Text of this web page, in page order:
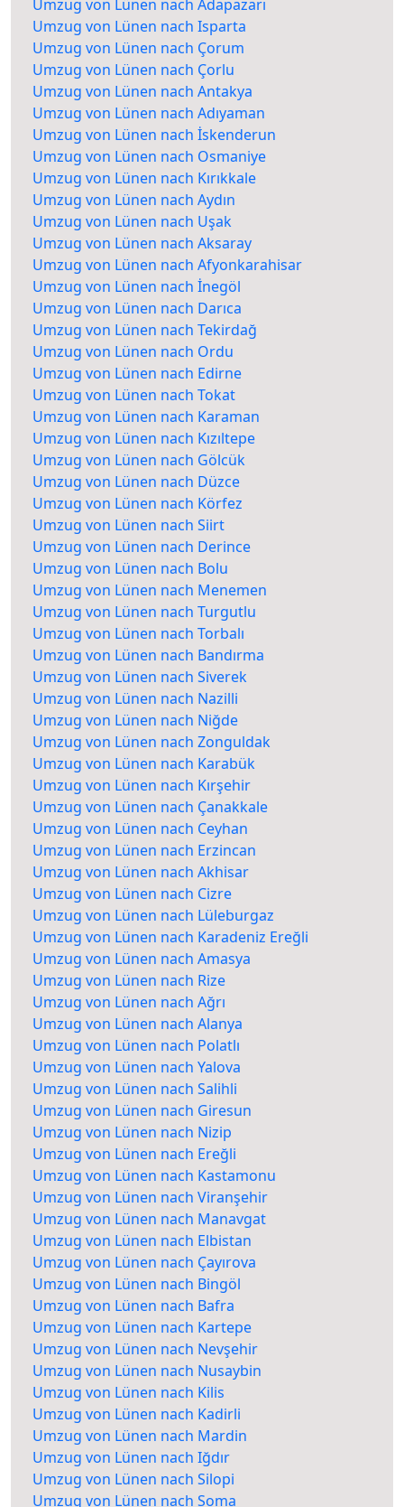
Umzug von Lünen nach Adapazarı
Umzug von Lünen nach Isparta
Umzug von Lünen nach Çorum
Umzug von Lünen nach Çorlu
Umzug von Lünen nach Antakya
Umzug von Lünen nach Adıyaman
Umzug von Lünen nach İskenderun
Umzug von Lünen nach Osmaniye
Umzug von Lünen nach Kırıkkale
Umzug von Lünen nach Aydın
Umzug von Lünen nach Uşak
Umzug von Lünen nach Aksaray
Umzug von Lünen nach Afyonkarahisar
Umzug von Lünen nach İnegöl
Umzug von Lünen nach Darıca
Umzug von Lünen nach Tekirdağ
Umzug von Lünen nach Ordu
Umzug von Lünen nach Edirne
Umzug von Lünen nach Tokat
Umzug von Lünen nach Karaman
Umzug von Lünen nach Kızıltepe
Umzug von Lünen nach Gölcük
Umzug von Lünen nach Düzce
Umzug von Lünen nach Körfez
Umzug von Lünen nach Siirt
Umzug von Lünen nach Derince
Umzug von Lünen nach Bolu
Umzug von Lünen nach Menemen
Umzug von Lünen nach Turgutlu
Umzug von Lünen nach Torbalı
Umzug von Lünen nach Bandırma
Umzug von Lünen nach Siverek
Umzug von Lünen nach Nazilli
Umzug von Lünen nach Niğde
Umzug von Lünen nach Zonguldak
Umzug von Lünen nach Karabük
Umzug von Lünen nach Kırşehir
Umzug von Lünen nach Çanakkale
Umzug von Lünen nach Ceyhan
Umzug von Lünen nach Erzincan
Umzug von Lünen nach Akhisar
Umzug von Lünen nach Cizre
Umzug von Lünen nach Lüleburgaz
Umzug von Lünen nach Karadeniz Ereğli
Umzug von Lünen nach Amasya
Umzug von Lünen nach Rize
Umzug von Lünen nach Ağrı
Umzug von Lünen nach Alanya
Umzug von Lünen nach Polatlı
Umzug von Lünen nach Yalova
Umzug von Lünen nach Salihli
Umzug von Lünen nach Giresun
Umzug von Lünen nach Nizip
Umzug von Lünen nach Ereğli
Umzug von Lünen nach Kastamonu
Umzug von Lünen nach Viranşehir
Umzug von Lünen nach Manavgat
Umzug von Lünen nach Elbistan
Umzug von Lünen nach Çayırova
Umzug von Lünen nach Bingöl
Umzug von Lünen nach Bafra
Umzug von Lünen nach Kartepe
Umzug von Lünen nach Nevşehir
Umzug von Lünen nach Nusaybin
Umzug von Lünen nach Kilis
Umzug von Lünen nach Kadirli
Umzug von Lünen nach Mardin
Umzug von Lünen nach Iğdır
Umzug von Lünen nach Silopi
Umzug von Lünen nach Soma